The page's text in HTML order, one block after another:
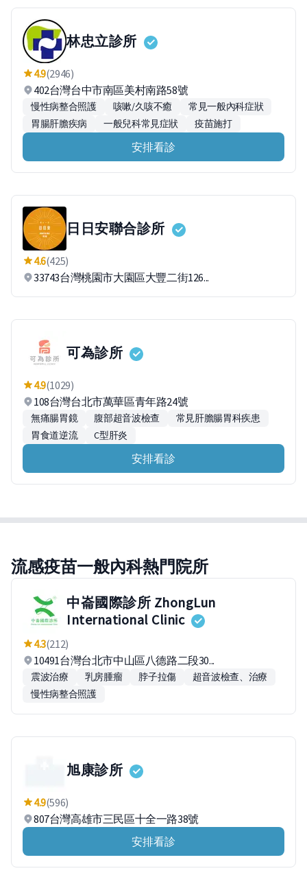
林忠立診所
4.9(2946)
402台灣台中市南區美村南路58號
慢性病整合照護 咳嗽/久咳不癒
常見一般內科症狀
胃腸肝膽疾病
一般兒科常見症狀 疫苗施打
安排看診
日日安聯合診所
4.6(425)
33743台灣桃園市大園區大豐二街126...
可為診所
4.9(1029)
108台灣台北市萬華區青年路24號
無痛腸胃鏡 腹部超音波檢查
常見肝膽腸胃科疾患
胃食道逆流
C型肝炎
安排看診
流感疫苗一般內科熱門院所
中崙國際診所 ZhongLun
International Clinic
4.3(212)
10491台灣台北市中山區八德路二段30...
震波治療 乳房腫瘤 脖子拉傷
超音波檢查、治療
慢性病整合照護
旭康診所
4.9(596)
807台灣高雄市三民區十全一路38號
安排看診